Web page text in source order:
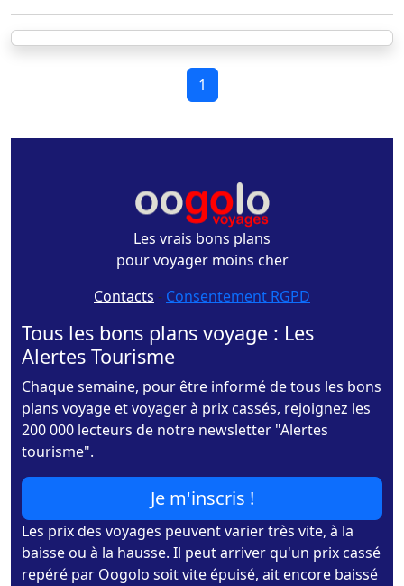
1
Les vrais bons plans
pour voyager moins cher
Contacts - Consentement RGPD
Tous les bons plans voyage : Les
Alertes Tourisme
Chaque semaine, pour être informé de tous les bons
plans voyage et voyager à prix cassés, rejoignez les
200 000 lecteurs de notre newsletter "Alertes
tourisme".
Je m'inscris !
Les prix des voyages peuvent varier très vite, à la
baisse ou à la hausse. Il peut arriver qu'un prix cassé
repéré par Oogolo soit vite épuisé, ait encore baissé